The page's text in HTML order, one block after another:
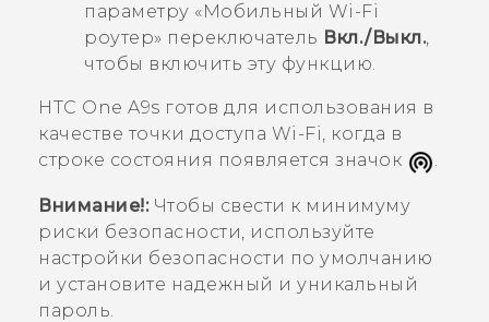
параметру « Мобильный Wi-Fi
роутер» переключатель Вкл./Выкл.,
чтобы включить эту функцию.
HTC One A9s готов для использования в
качестве точки доступа Wi-Fi, когда в
строке состояния появляется значок
.
Внимание!:Чтобы свести к минимуму
риски безопасности, используйте
настройки безопасности по умолчанию
и установите надежный и уникальный
пароль.